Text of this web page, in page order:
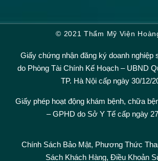
© 2021 Thẩm Mỹ Viện
Giấy chứng nhận đăng ký doanh nghiệp
do Phòng Tài Chính Kế Hoạch – UBND
TP. Hà Nội cấp ngày 30/12/
Giấy phép hoạt động khám bệnh, chữa
– GPHD do Sở Y Tế cấp ngày
Chính Sách Bảo Mật, Phương Thức
Sách Khách Hàng, Điều Khoản